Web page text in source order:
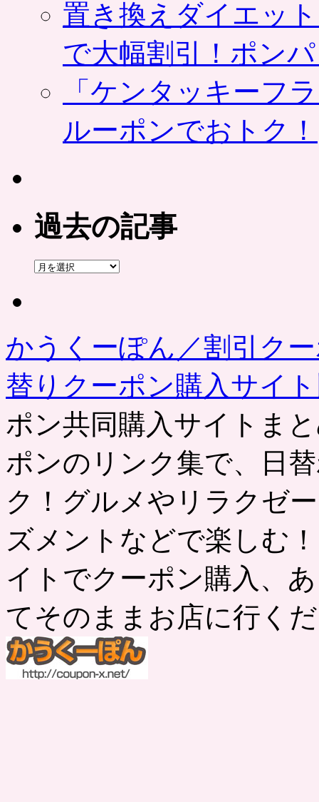
置き換えダイエッ
で大幅割引！ポン
「ケンタッキーフ
ルーポンでおトク！
過去の記事
過
かうくーぽん／割引ク
替りクーポン購入サイ
ポン共同購入サイトま
ポンのリンク集で、日
ク！グルメやリラクゼ
ズメントなどで楽しむ
イトでクーポン購入、
てそのままお店に行く